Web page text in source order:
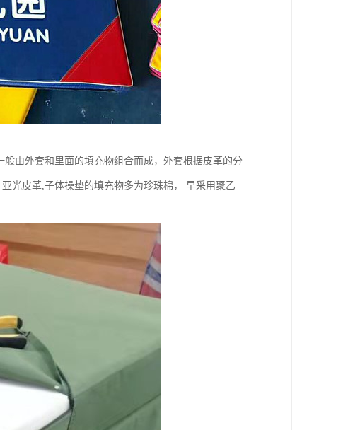
由外套和里面的填充物组合而成，外套根据皮革的分
光皮革,子体操垫的填充物多为珍珠棉， 早采用聚乙